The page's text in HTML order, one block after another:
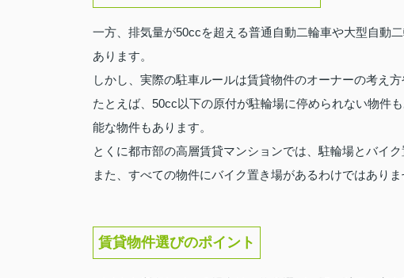
一方、排気量が50ccを超える普通自動二輪車や大型自動
あります。
しかし、実際の駐車ルールは賃貸物件のオーナーの考え
たとえば、50cc以下の原付が駐輪場に停められない物件
能な物件もあります。
とくに都市部の高層賃貸マンションでは、駐輪場とバイ
また、すべての物件にバイク置き場があるわけではありま
賃貸物件選びのポイント